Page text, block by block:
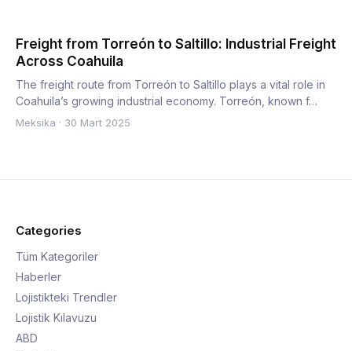
Freight from Torreón to Saltillo: Industrial Freight
Across Coahuila
The freight route from Torreón to Saltillo plays a vital role in
Coahuila’s growing industrial economy. Torreón, known f…
Meksika · 30 Mart 2025
Categories
Tüm Kategoriler
Haberler
Lojistikteki Trendler
Lojistik Kılavuzu
ABD